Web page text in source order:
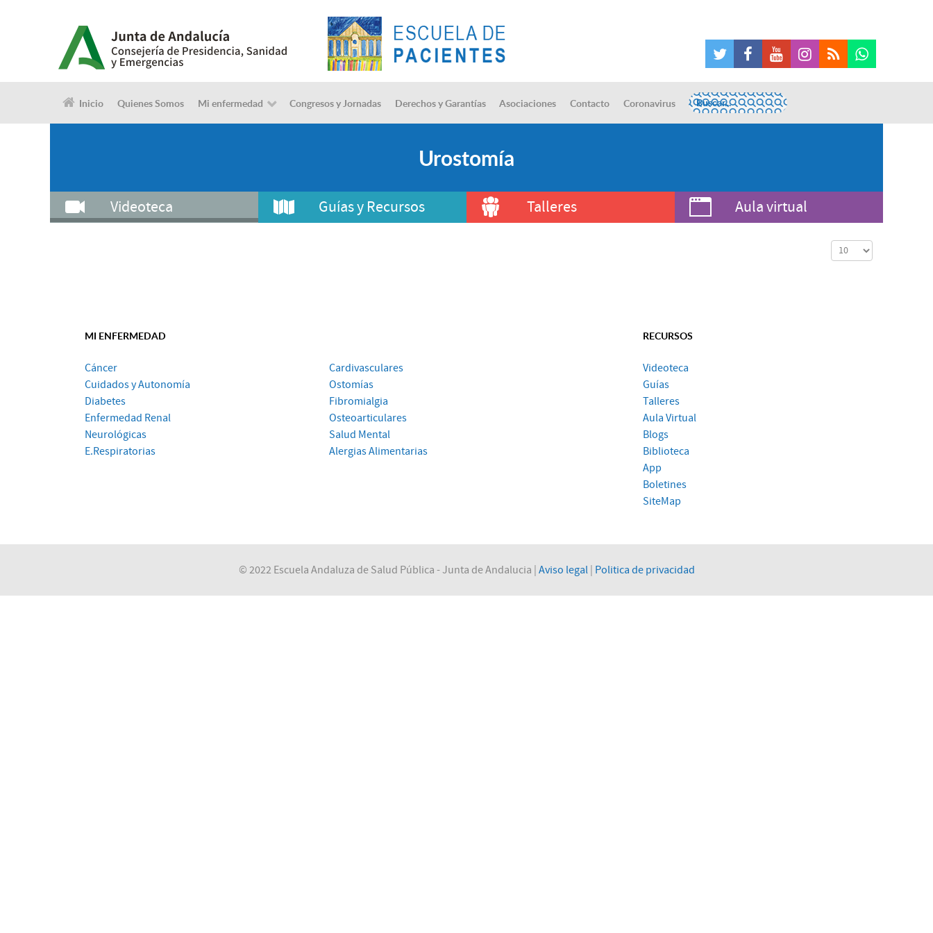
Inicio Quienes Somos Mi enfermedad Congresos y Jornadas Derechos y Garantías Asociaciones Contacto Coronavirus
Urostomía
Videoteca Guías y Recursos Talleres Aula virtual
Cantidad a mostrar
MI ENFERMEDAD
Cáncer
Cuidados y Autonomía
Diabetes
Enfermedad Renal
Neurológicas
E.Respiratorias
Cardivasculares
Ostomías
Fibromialgia
Osteoarticulares
Salud Mental
Alergias Alimentarias
RECURSOS
Videoteca
Guías
Talleres
Aula Virtual
Blogs
Biblioteca
App
Boletines
SiteMap
© 2022 Escuela Andaluza de Salud Pública - Junta de Andalucia | Aviso legal| Politica de privacidad